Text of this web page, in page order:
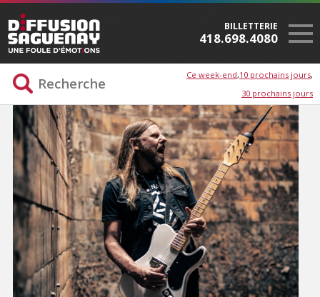
BILLETTERIE
418.698.4080
Ce week-end 10 prochains jours
30 prochains jours